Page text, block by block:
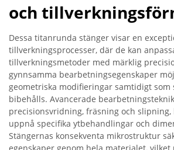
och
Dessa titanrunda stänger visar en
tillverkningsprocesser, där de kan
tillverkningsmetoder med märklig
gynnsamma bearbetningsegenskaper
geometriska modifieringar samtidigt som
bibehålls. Avancerade
precisionsvridning, fräsning och
uppnå specifika ytbehandlingar och
Stängernas konsekventa mikrostruktur